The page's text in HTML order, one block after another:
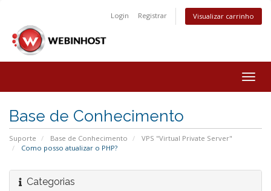
Login Registrar Visualizar carrinho
Base de Conhecimento
Suporte Base de Conhecimento
VPS "Virtual Private Server"
Como posso atualizar o PHP?
Categorias